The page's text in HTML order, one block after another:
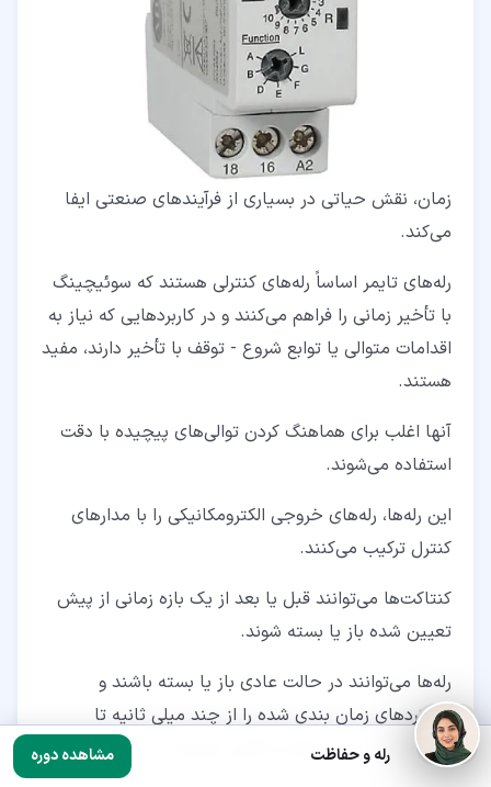
زمان، نقش حیاتی در بسیاری از فرآیندهای صنعتی ایفا
می‌کند.
رله‌های تایمر اساساً رله‌های کنترلی هستند که سوئیچینگ
با تأخیر زمانی را فراهم می‌کنند و در کاربردهایی که نیاز به
اقدامات متوالی یا توابع شروع - توقف با تأخیر دارند، مفید
هستند.
آنها اغلب برای هماهنگ کردن توالی‌های پیچیده با دقت
استفاده می‌شوند.
این رله‌ها، رله‌های خروجی الکترومکانیکی را با مدارهای
کنترل ترکیب می‌کنند.
کنتاکت‌ها می‌توانند قبل یا بعد از یک بازه زمانی از پیش
تعیین‌ شده باز یا بسته شوند.
رله‌ها می‌توانند در حالت عادی باز یا بسته باشند و
عملکردهای زمان‌ بندی‌ شده را از چند میلی ‌ثانیه تا
ساعت‌ها یا حتی روزها به تأخیر بیندازند.
رله و حفاظت مشاهده دوره